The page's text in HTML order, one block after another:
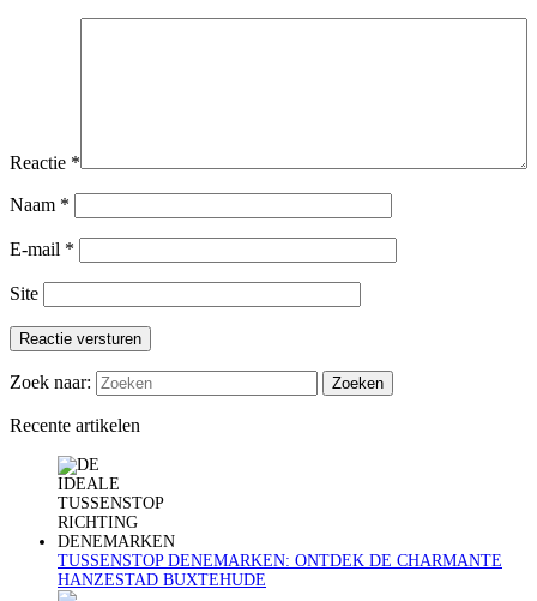
Reactie *
Naam *
E-mail *
Site
Reactie versturen
Zoek naar:
Recente artikelen
TUSSENSTOP DENEMARKEN: ONTDEK DE CHARMANTE
HANZESTAD BUXTEHUDE